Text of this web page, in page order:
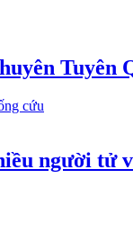
Tuyên
người tử